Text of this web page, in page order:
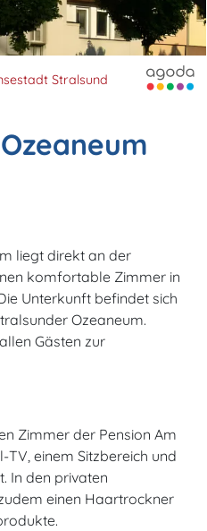
Stralsund
liegt direkt an der
komfortable Zimmer in
Unterkunft befindet sich
Ozeaneum.
Gästen zur
Zimmer der Pension Am
einem Sitzbereich und
In den privaten
einen Haartrockner